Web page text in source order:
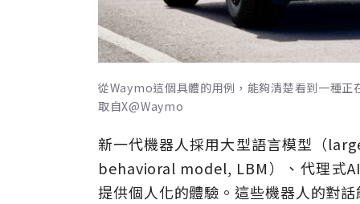
從Waymo這個具體的用例，能夠清楚看到一種
取自X@Waymo
新一代機器人採用大型語言模型（
behavioral model, LBM）、代理式
提供個人化的體驗。這些機器人的對